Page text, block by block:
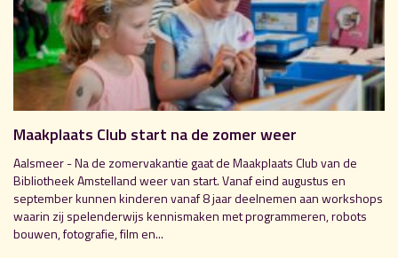
Maakplaats Club start na de zomer weer
Aalsmeer - Na de zomervakantie gaat de Maakplaats Club van de
Bibliotheek Amstelland weer van start. Vanaf eind augustus en
september kunnen kinderen vanaf 8 jaar deelnemen aan workshops
waarin zij spelenderwijs kennismaken met programmeren, robots
bouwen, fotografie, film en...